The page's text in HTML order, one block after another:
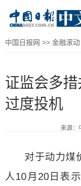
中国日报网 >> 金融滚动
证监会多
过度投机
来源：
对于动力煤
人10月20日表